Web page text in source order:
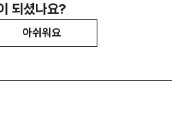
되셨나요?
아쉬워요